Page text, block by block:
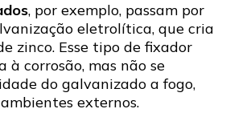
, por exemplo, passam por
eletrolítica, que cria
zinco. Esse tipo de fixador
à corrosão, mas não se
do galvanizado a fogo,
externos.